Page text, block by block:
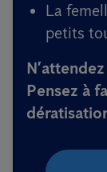
La
petits
Pensez à